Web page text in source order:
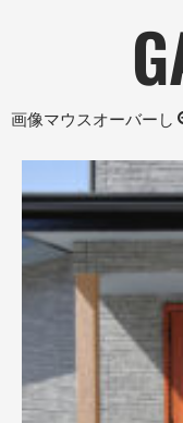
画像マウスオーバーし